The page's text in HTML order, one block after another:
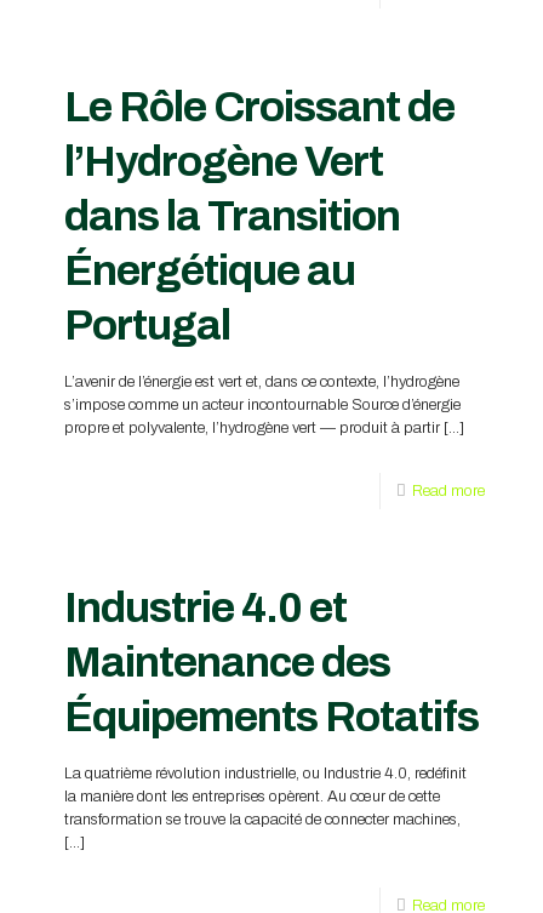
Le Rôle Croissant de
l’Hydrogène Vert
dans la Transition
Énergétique au
Portugal
L’avenir de l’énergie est vert et, dans ce contexte, l’hydrogène
s’impose comme un acteur incontournable Source d’énergie
propre et polyvalente, l’hydrogène vert — produit à partir […]
Read more
Industrie 4.0 et
Maintenance des
Équipements Rotatifs
La quatrième révolution industrielle, ou Industrie 4.0, redéfinit
la manière dont les entreprises opèrent. Au cœur de cette
transformation se trouve la capacité de connecter machines,
[…]
Read more